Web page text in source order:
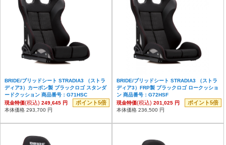
BRIDE/ブリッドシート STRADIA3 （ストラ
ディア3）カーボン製 ブラックロゴ スタンダ
ードクッション 商品番号：G71HSC
現金特価(税込) 249,645 円 ポイント5倍
本体価格 293,700 円
BRIDE/ブリッドシート STRADIA3 （ストラ
ディア3）FRP製 ブラックロゴ ロークッショ
ン 商品番号：G72HSF
現金特価(税込) 201,025 円 ポイント5倍
本体価格 236,500 円